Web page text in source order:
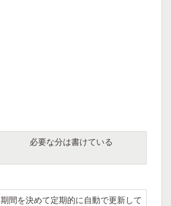
必要な分は書けている
期間を決めて定期的に自動で更新して